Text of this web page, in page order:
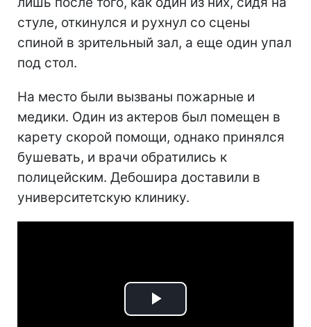
стуле, откинулся и рухнул со сцены
спиной в зрительный зал, а еще один упал
под стол.
На место были вызваны пожарные и
медики. Один из актеров был помещен в
карету скорой помощи, однако принялся
бушевать, и врачи обратились к
полицейским. Дебошира доставили в
университетскую клинику.
Play